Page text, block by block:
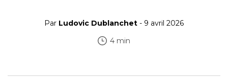
Par Ludovic Dublanchet - 9 avril 2026
4 min